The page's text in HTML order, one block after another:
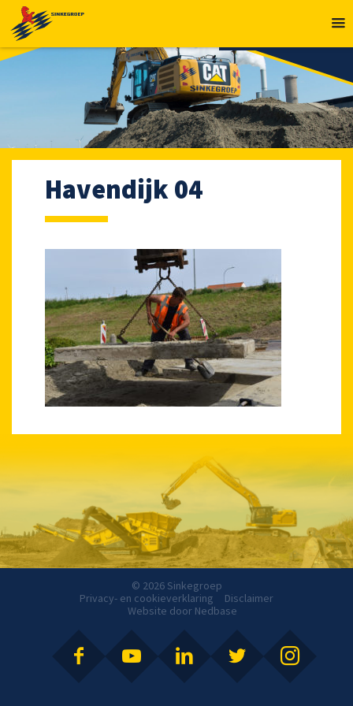
Havendijk 04
© 2026 Sinkegroep
Privacy- en cookieverklaring
Disclaimer
Website door Nedbase